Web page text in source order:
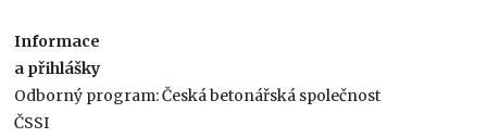
Informace
a přihlášky
Odborný program: Česká betonářská společnost
ČSSI